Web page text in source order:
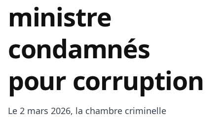
ministre
condamnés
pour corruption
Le 2 mars 2026, la chambre criminelle